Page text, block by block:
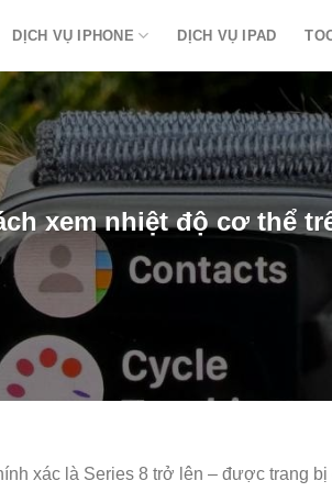
DỊCH VỤ IPHONE DỊCH VỤ IPAD
xem nhiệt độ cơ thể
xác là Series 8 trở lên – được trang